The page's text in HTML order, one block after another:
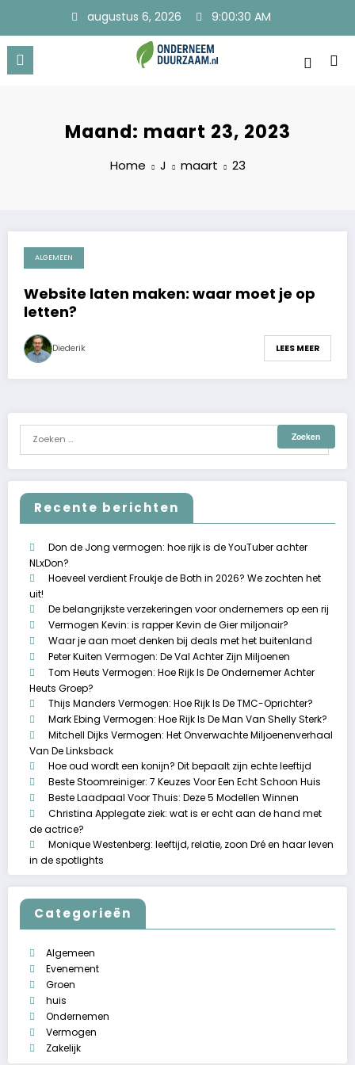
de
inhoud
augustus 6, 2026 9:00:30 AM
Maand: maart 23, 2023
Home J maart 23
maart 23, 2023
ALGEMEEN
Website laten maken: waar moet je op
letten?
Diederik LEES MEER
Recente berichten
Don de Jong vermogen: hoe rijk is de YouTuber achter
NLxDon?
Hoeveel verdient Froukje de Both in 2026? We zochten het
uit!
De belangrijkste verzekeringen voor ondernemers op een rij
Vermogen Kevin: is rapper Kevin de Gier miljonair?
Waar je aan moet denken bij deals met het buitenland
Peter Kuiten Vermogen: De Val Achter Zijn Miljoenen
Tom Heuts Vermogen: Hoe Rijk Is De Ondernemer Achter
Heuts Groep?
Thijs Manders Vermogen: Hoe Rijk Is De TMC-Oprichter?
Mark Ebing Vermogen: Hoe Rijk Is De Man Van Shelly Sterk?
Mitchell Dijks Vermogen: Het Onverwachte Miljoenenverhaal
Van De Linksback
Hoe oud wordt een konijn? Dit bepaalt zijn echte leeftijd
Beste Stoomreiniger: 7 Keuzes Voor Een Echt Schoon Huis
Beste Laadpaal Voor Thuis: Deze 5 Modellen Winnen
Christina Applegate ziek: wat is er echt aan de hand met
de actrice?
Monique Westenberg: leeftijd, relatie, zoon Dré en haar leven
in de spotlights
Categorieën
Algemeen
Evenement
Groen
huis
Ondernemen
Vermogen
Zakelijk